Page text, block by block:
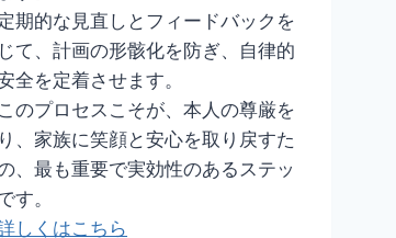
期的な見直しとフィードバックを
て、計画の形骸化を防ぎ、自律的
全を定着させます。
のプロセスこそが、本人の尊厳を
、家族に笑顔と安心を取り戻すた
、最も重要で実効性のあるステッ
す。
しくはこちら